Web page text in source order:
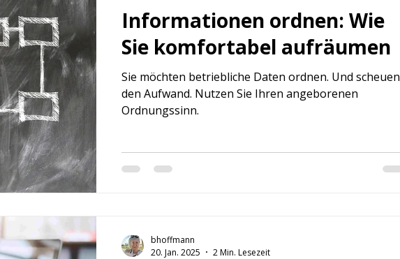
Informationen ordnen: Wie
Sie komfortabel aufräumen
Sie möchten betriebliche Daten ordnen. Und scheuen
den Aufwand. Nutzen Sie Ihren angeborenen
Ordnungssinn.
bhoffmann
20. Jan. 2025
2 Min. Lesezeit